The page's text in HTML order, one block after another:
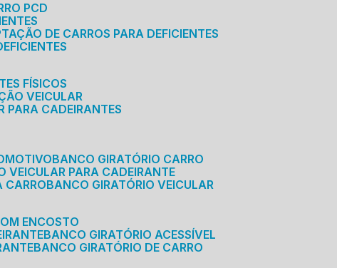
PCD
DE CARROS PARA DEFICIENTES
FÍSICOS
VEICULAR
PARA CADEIRANTES
BANCO GIRATÓRIO CARRO
VEICULAR PARA CADEIRANTE
CARRO
BANCO GIRATÓRIO VEICULAR
ENCOSTO
BANCO GIRATÓRIO ACESSÍVEL
BANCO GIRATÓRIO DE CARRO